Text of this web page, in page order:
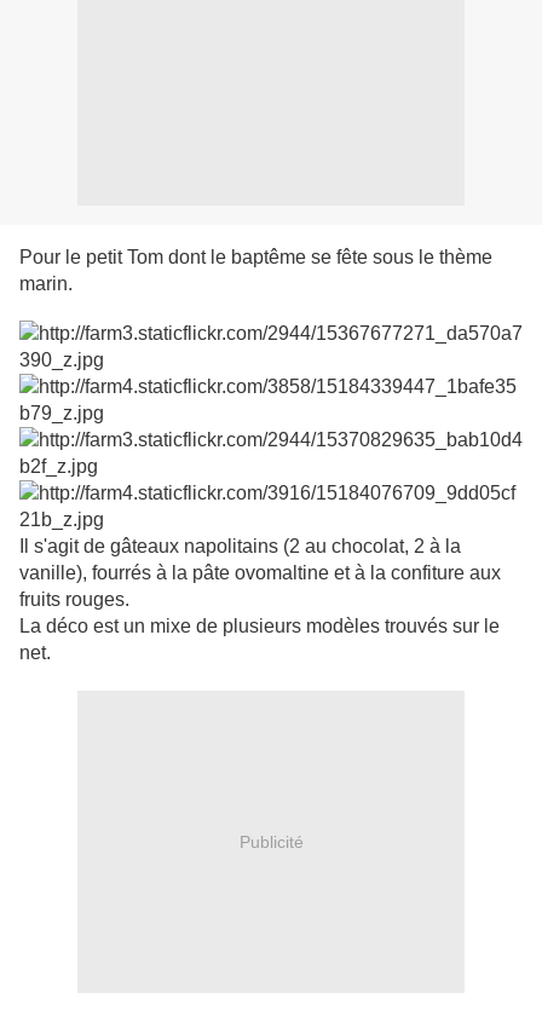
Pour le petit Tom dont le baptême se fête sous le thème
marin.
Il s'agit de gâteaux napolitains (2 au chocolat, 2 à la
vanille), fourrés à la pâte ovomaltine et à la confiture aux
fruits rouges.
La déco est un mixe de plusieurs modèles trouvés sur le
net.
Publicité